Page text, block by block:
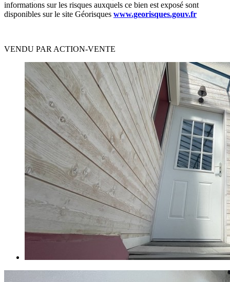
informations sur les risques auxquels ce bien est exposé sont
disponibles sur le site Géorisques www.georisques.gouv.fr
VENDU PAR ACTION-VENTE